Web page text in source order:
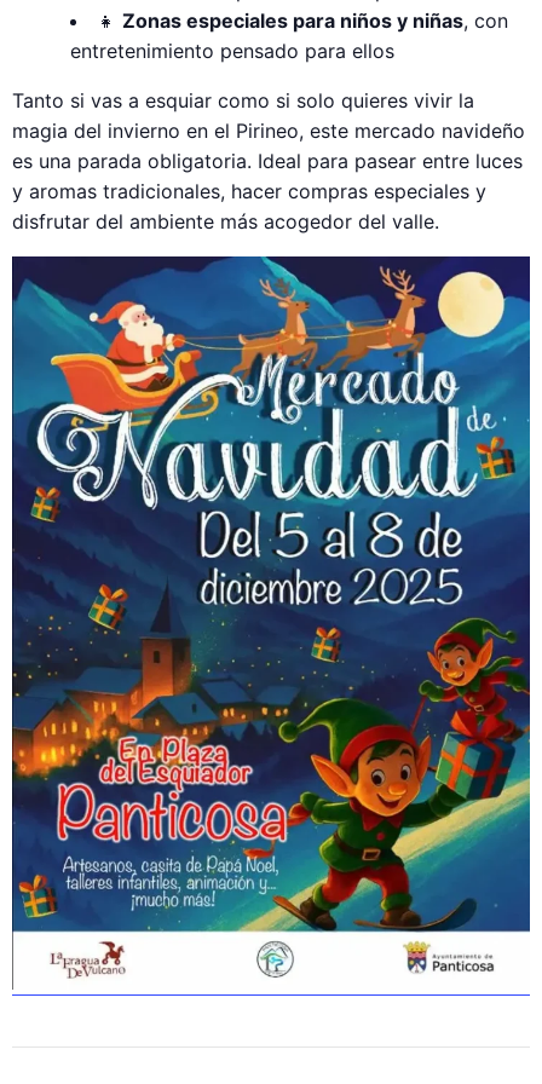
👧 Zonas especiales para niños y niñas, con
entretenimiento pensado para ellos
Tanto si vas a esquiar como si solo quieres vivir la
magia del invierno en el Pirineo, este mercado navideño
es una parada obligatoria. Ideal para pasear entre luces
y aromas tradicionales, hacer compras especiales y
disfrutar del ambiente más acogedor del valle.